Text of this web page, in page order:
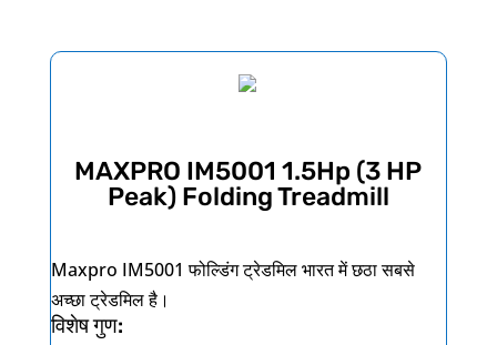
MAXPRO IM5001 1.5Hp (3 HP
Peak) Folding Treadmill
Maxpro IM5001फोल्डिंग ट्रेडमिल भारत में छठा सबसे
अच्छा ट्रेडमिल है।
विशेष गुण: